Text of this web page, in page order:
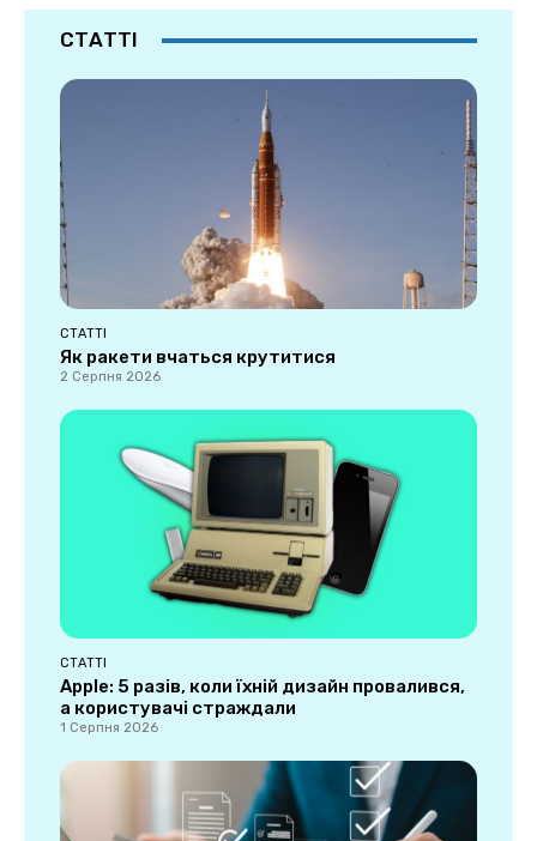
СТАТТІ
СТАТТІ
Як ракети вчаться крутитися
2 Серпня 2026
СТАТТІ
Apple: 5 разів, коли їхній дизайн провалився,
а користувачі страждали
1 Серпня 2026